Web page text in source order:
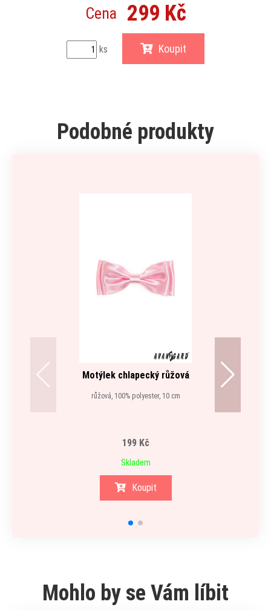
Cena 299 Kč
ks Koupit
Podobné produkty
Motýlek chlapecký růžová
růžová, 100% polyester, 10 cm
199 Kč
Skladem
Koupit
Mohlo by se Vám líbit